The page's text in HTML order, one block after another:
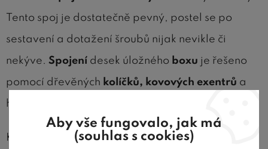
Tento spoj je dostatečně pevný, postel se po
sestavení a dotažení šroubů nijak nevikle či
nekýve. Spojení desek úložného boxu je řešeno
pomocí dřevěných kolíčků, kovových exentrů a
hákového spojovacího kování.
K podepření roštů slouží hlavní nosné lišty
Aby vše fungovalo, jak má
(souhlas s cookies)